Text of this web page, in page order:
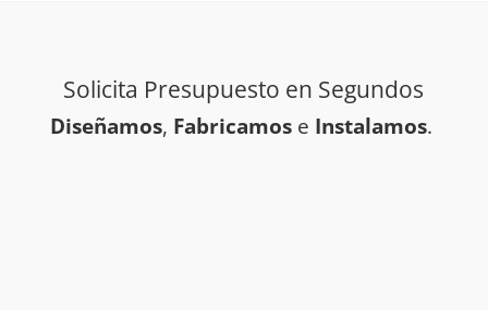
Solicita Presupuesto en Segundos
Diseñamos, Fabricamos e Instalamos.